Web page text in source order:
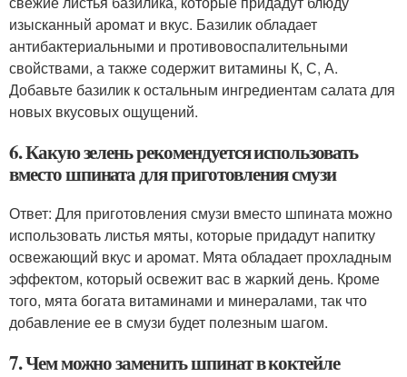
изысканный аромат и вкус. Базилик обладает
антибактериальными и противовоспалительными
свойствами, а также содержит витамины К, С, А.
Добавьте базилик к остальным ингредиентам салата для
новых вкусовых ощущений.
6. Какую зелень рекомендуется использовать
вместо шпината для приготовления смузи
Ответ: Для приготовления смузи вместо шпината можно
использовать листья мяты, которые придадут напитку
освежающий вкус и аромат. Мята обладает прохладным
эффектом, который освежит вас в жаркий день. Кроме
того, мята богата витаминами и минералами, так что
добавление ее в смузи будет полезным шагом.
7. Чем можно заменить шпинат в коктейле